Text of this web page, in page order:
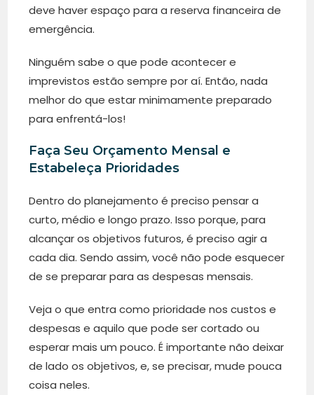
deve haver espaço para a reserva financeira de
emergência.
Ninguém sabe o que pode acontecer e
imprevistos estão sempre por aí. Então, nada
melhor do que estar minimamente preparado
para enfrentá-los!
Faça Seu Orçamento Mensal e
Estabeleça Prioridades
Dentro do planejamento é preciso pensar a
curto, médio e longo prazo. Isso porque, para
alcançar os objetivos futuros, é preciso agir a
cada dia. Sendo assim, você não pode esquecer
de se preparar para as despesas mensais.
Veja o que entra como prioridade nos custos e
despesas e aquilo que pode ser cortado ou
esperar mais um pouco. É importante não deixar
de lado os objetivos, e, se precisar, mude pouca
coisa neles.